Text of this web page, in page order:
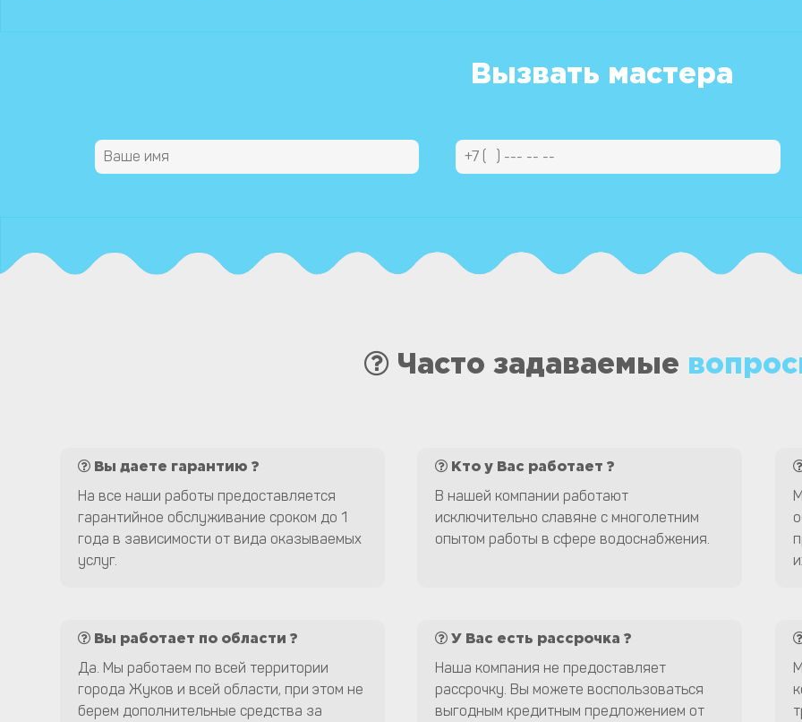
Вызвать мастера
Часто задаваемые
Вы даете гарантию ?
На все наши работы предоставляется
гарантийное обслуживание сроком до 1
года в зависимости от вида оказываемых
услуг.
Кто у Вас работает ?
В нашей компании работают
исключительно славяне с многолетним
опытом работы в сфере водоснабжения.
Вы работает по области ?
Да. Мы работаем по всей территории
города Жуков и всей области, при этом не
берем дополнительные средства за
У Вас есть рассрочка ?
Наша компания не предоставляет
рассрочку. Вы можете воспользоваться
выгодным кредитным предложением от